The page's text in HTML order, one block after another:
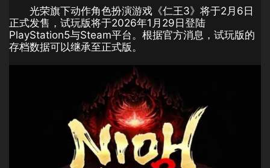
光荣旗下动作角色扮演游戏《仁王3》将于2月6日
正式发售，试玩版将于2026年1月29日登陆
PlayStation5与Steam平台。根据官方消息，试玩版的
存档数据可以继承至正式版。